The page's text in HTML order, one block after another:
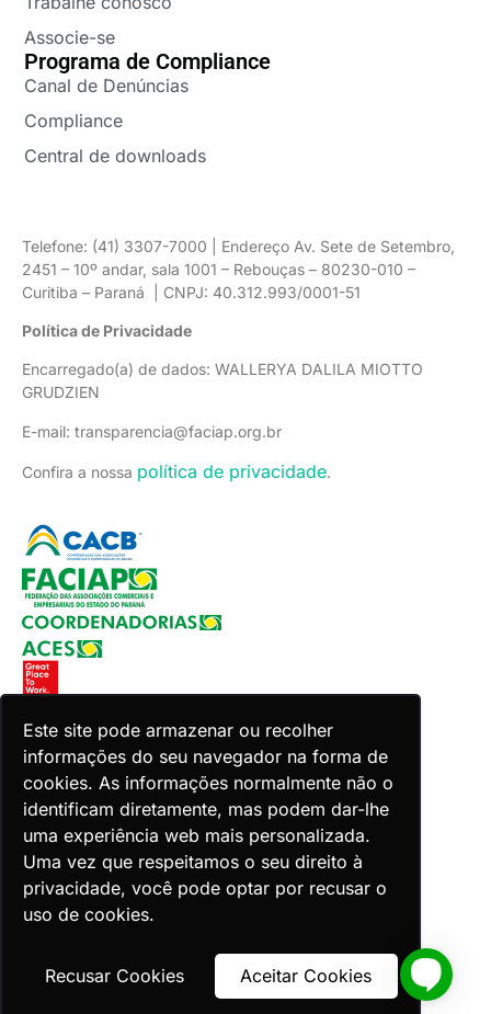
Este site pode armazenar ou recolher
informações do seu navegador na forma de
cookies. As informações normalmente não o
identificam diretamente, mas podem dar-lhe
uma experiência web mais personalizada.
Uma vez que respeitamos o seu direito à
privacidade, você pode optar por recusar o
uso de cookies.
Recusar Cookies Aceitar Cookies
Associe-se
Programa de Compliance
Canal de Denúncias
Compliance
Central de downloads
Telefone: (41) 3307-7000 | Endereço Av. Sete de Setembro,
2451 – 10º andar, sala 1001 – Rebouças – 80230-010 –
Curitiba – Paraná | CNPJ: 40.312.993/0001-51
Política de Privacidade
Encarregado(a) de dados: WALLERYA DALILA MIOTTO
GRUDZIEN
E-mail: transparencia@faciap.org.br
Confira a nossa política de privacidade.
Copyright 2026 Faciap. Todos os direitos reservados.
Desenvolvido por Zion ACES.